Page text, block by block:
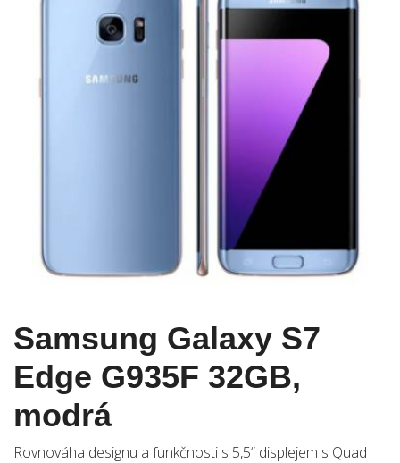
Samsung Galaxy S7
Edge G935F 32GB,
modrá
Rovnováha designu a funkčnosti s 5,5“ displejem s Quad